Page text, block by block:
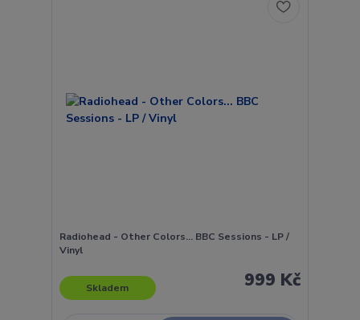
Radiohead - Other Colors... BBC Sessions - LP /
Vinyl
999 Kč
Skladem